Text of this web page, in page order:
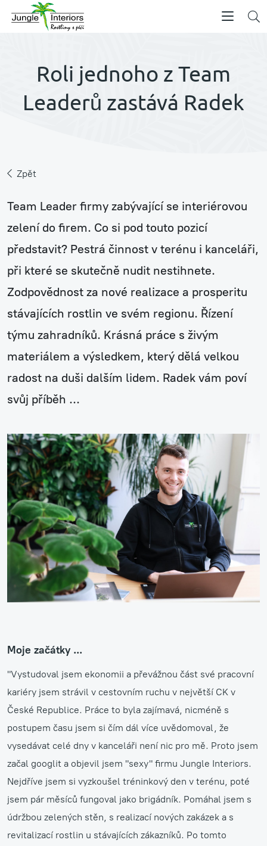
Roli jednoho z Team
Leaderů zastává Radek
Zpět
Team Leader firmy zabývající se interiérovou
zelení do firem. Co si pod touto pozicí
představit? Pestrá činnost v terénu i kanceláři,
při které se skutečně nudit nestihnete.
Zodpovědnost za nové realizace a prosperitu
stávajících rostlin ve svém regionu. Řízení
týmu zahradníků. Krásná práce s živým
materiálem a výsledkem, který dělá velkou
radost na duši dalším lidem. Radek vám poví
svůj příběh ...
Moje začátky ...
"Vystudoval jsem ekonomii a převážnou část své pracovní
kariéry jsem strávil v cestovním ruchu v největší CK v
České Republice. Práce to byla zajímavá, nicméně s
postupem času jsem si čím dál více uvědomoval, že
vysedávat celé dny v kanceláři není nic pro mě. Proto jsem
začal googlit a objevil jsem "sexy" firmu Jungle Interiors.
Nejdříve jsem si vyzkoušel tréninkový den v terénu, poté
jsem pár měsíců fungoval jako brigádník. Pomáhal jsem s
údržbou zelených stěn, s realizací nových zakázek a s
revitalizací rostlin u stávajících zákazníků. Po tomto